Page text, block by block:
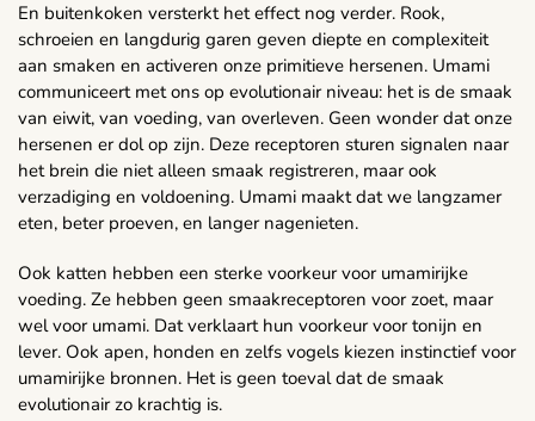
En buitenkoken versterkt het effect nog verder. Rook,
schroeien en langdurig garen geven diepte en complexiteit
aan smaken en activeren onze primitieve hersenen. Umami
communiceert met ons op evolutionair niveau: het is de smaak
van eiwit, van voeding, van overleven. Geen wonder dat onze
hersenen er dol op zijn. Deze receptoren sturen signalen naar
het brein die niet alleen smaak registreren, maar ook
verzadiging en voldoening. Umami maakt dat we langzamer
eten, beter proeven, en langer nagenieten.
Ook katten hebben een sterke voorkeur voor umamirijke
voeding. Ze hebben geen smaakreceptoren voor zoet, maar
wel voor umami. Dat verklaart hun voorkeur voor tonijn en
lever. Ook apen, honden en zelfs vogels kiezen instinctief voor
umamirijke bronnen. Het is geen toeval dat de smaak
evolutionair zo krachtig is.